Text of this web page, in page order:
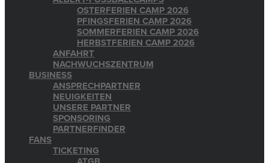
OSTERFERIEN CAMP 2026
PFINGSFERIEN CAMP 2026
SOMMERFERIEN CAMP 2026
HERBSTFERIEN CAMP 2026
ANFAHRT
NACHWUCHSZENTRUM
BUSINESS
ANSPRECHPARTNER
NEUIGKEITEN
UNSERE PARTNER
SPONSORING
PARTNERFINDER
FANS
TICKETING